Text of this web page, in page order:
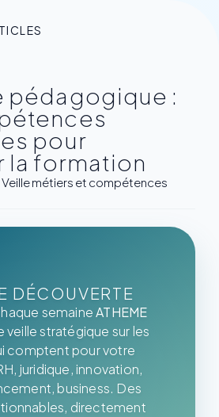
pédagogique :
pour
la formation
Veille métiers et compétences
DÉCOUVERTE
semaineATHEME
veille stratégique sur les
comptent pour votre
juridique, innovation,
business. Des
directement